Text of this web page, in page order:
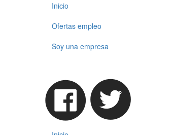
Inicio
Ofertas empleo
Soy una empresa